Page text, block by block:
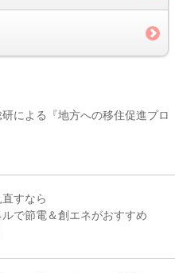
による『地方への移住促進プロ
すなら
で節電＆創エネがおすすめ